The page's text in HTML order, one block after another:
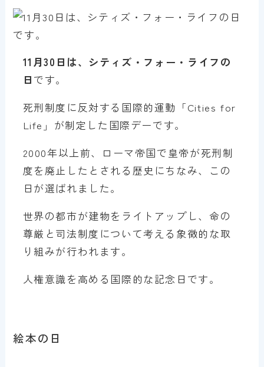
11月30日は、シティズ・フォー・ライフの
日 です。
死刑制度に反対する国際的運動「Cities for
Life」が制定した国際デーです。
2000年以上前、ローマ帝国で皇帝が死刑制
度を廃止したとされる歴史にちなみ、この
日が選ばれました。
世界の都市が建物をライトアップし、命の
尊厳と司法制度について考える象徴的な取
り組みが行われます。
人権意識を高める国際的な記念日です。
絵本の日